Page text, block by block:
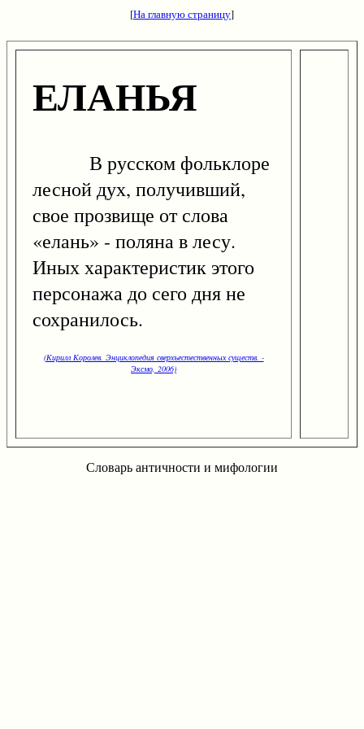
[На главную страницу]
ЕЛАНЬЯ
В русском фольклоре
лесной дух, получивший,
свое прозвище от слова
«елань» - поляна в лесу.
Иных характеристик этого
персонажа до сего дня не
сохранилось.
(Кирилл Королев. Энциклопедия сверхъестественных существ. -
Эксмо, 2006)
Словарь античности и мифологии